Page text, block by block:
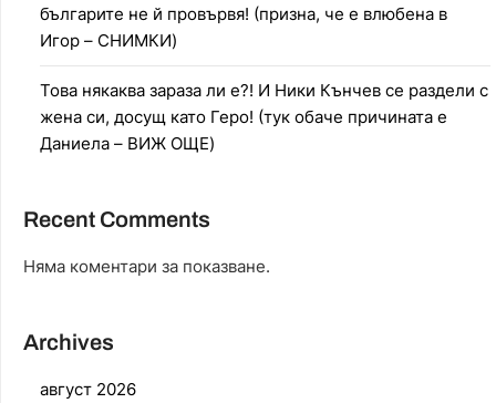
българите не й провървя! (призна, че е влюбена в
Игор – СНИМКИ)
Това някаква зараза ли е?! И Ники Кънчев се раздели с
жена си, досущ като Геро! (тук обаче причината е
Даниела – ВИЖ ОЩЕ)
Recent Comments
Няма коментари за показване.
Archives
август 2026